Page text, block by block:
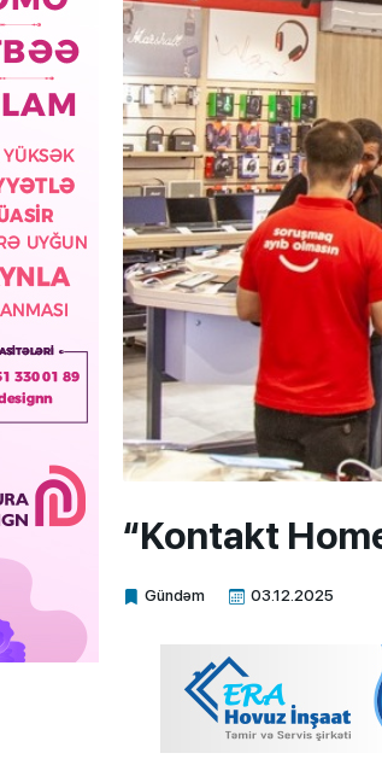
“Kontakt
Gündəm 03.12.2025
Xalq.Online